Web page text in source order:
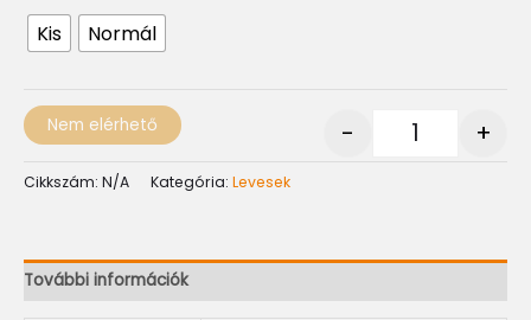
Kis Normál
- +
Nem elérhető
Cikkszám: N/A Kategória: Levesek
További információk